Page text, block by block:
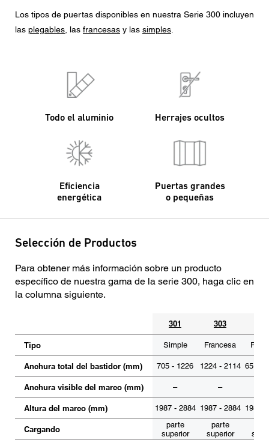
Los tipos de puertas disponibles en nuestra Serie 300 incluyen
las plegables , las francesas y las simples
Todo el aluminio Herrajes ocultos
Eficiencia
energética
Puertas grandes
o pequeñas
Selección de Productos
Para obtener más información sobre un producto
específico de nuestra gama de la serie 300, haga clic en
la columna siguiente.
301 303
Tipo Simple Francesa
Anchura total del bastidor (mm) 705 - 1226 1224 - 2114 651 -
Anchura visible del marco (mm) – –
Altura del marco (mm) 1987 - 2884 1987 - 2884 1987 -
Cargando
parte
superior
parte
superior
Consentimiento para la protección de datos
Acepto que mis datos personales en los campos del
formulario anterior sean enviados al concesionario
El uso de sus datos personales cumplirá con todas las
directrices de protección de datos.